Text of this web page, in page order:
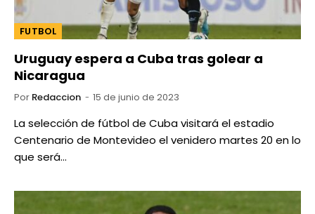
FUTBOL
Uruguay espera a Cuba tras golear a
Nicaragua
Por Redaccion 15 de junio de 2023
La selección de fútbol de Cuba visitará el estadio
Centenario de Montevideo el venidero martes 20 en lo
que será…